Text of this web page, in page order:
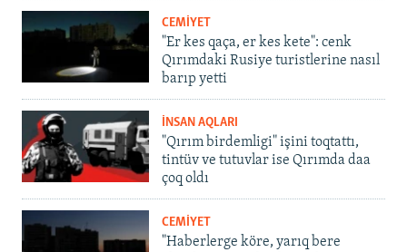
CEMİYET
"Er kes qaça, er kes kete": cenk
Qırımdaki Rusiye turistlerine nasıl
barıp yetti
İNSAN AQLARI
"Qırım birdemligi" işini toqtattı,
tintüv ve tutuvlar ise Qırımda daa
çoq oldı
CEMİYET
"Haberlerge köre, yarıq bere